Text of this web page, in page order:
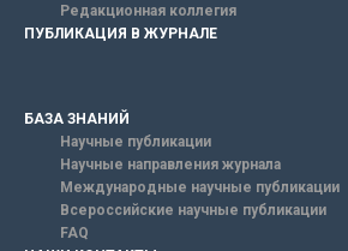
Редакционная коллегия
ПУБЛИКАЦИЯ В ЖУРНАЛЕ
БАЗА ЗНАНИЙ
Научные публикации
Научные направления журнала
Международные научные публикации
Всероссийские научные публикации
FAQ